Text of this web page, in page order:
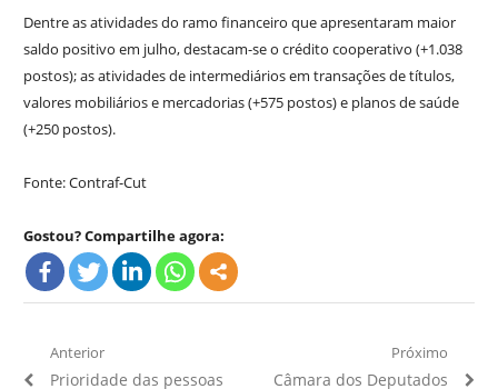
Dentre as atividades do ramo financeiro que apresentaram maior
saldo positivo em julho, destacam-se o crédito cooperativo (+1.038
postos); as atividades de intermediários em transações de títulos,
valores mobiliários e mercadorias (+575 postos) e planos de saúde
(+250 postos).
Fonte: Contraf-Cut
Gostou? Compartilhe agora:
Navegação
Anterior
Artigo
Prioridade das pessoas
Próximo
Próximo
Câmara dos Deputados